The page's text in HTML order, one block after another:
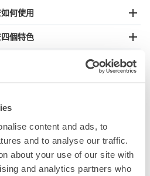
content and ads, to
and to analyse our traffic.
about your use of our site with
and analytics partners who
何使用
用手機預約
的日期和時間
個特色
家以上合作店鋪
都市為中心，全國皆可使用此服務。
的行李（小型背包、手提包、手提行李
見問題